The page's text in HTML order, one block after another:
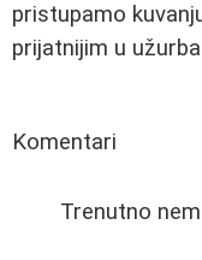
pristupamo
prijatnijim u
Komentari
Trenutno